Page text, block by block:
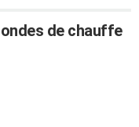
de chauffe